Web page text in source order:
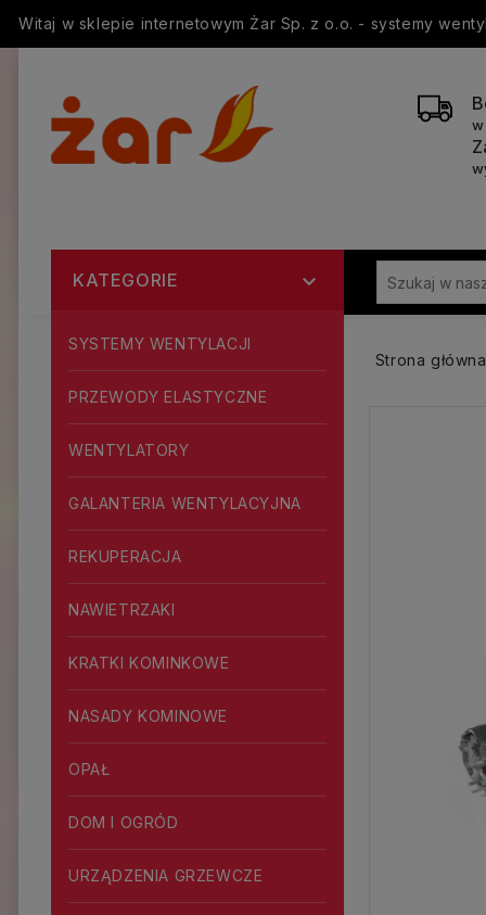
Witaj w sklepie internetowym Żar Sp. z o.o. - systemy
KATEGORIE 
SYSTEMY WENTYLACJI
PRZEWODY ELASTYCZNE
WENTYLATORY
GALANTERIA WENTYLACYJNA
REKUPERACJA
NAWIETRZAKI
KRATKI KOMINKOWE
NASADY KOMINOWE
OPAŁ
DOM I OGRÓD
URZĄDZENIA GRZEWCZE
Strona główna